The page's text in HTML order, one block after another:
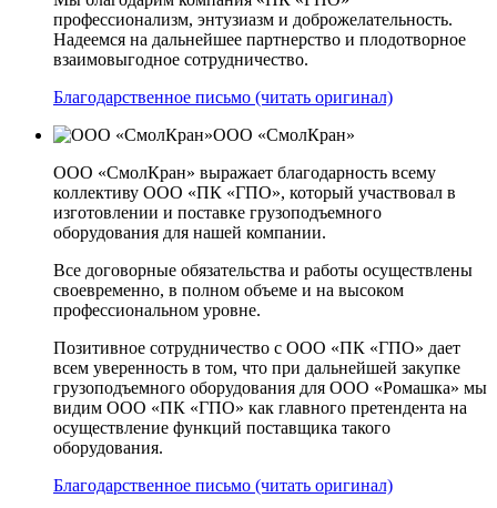
профессионализм, энтузиазм и доброжелательность.
Надеемся на дальнейшее партнерство и плодотворное
взаимовыгодное сотрудничество.
Благодарственное письмо (читать оригинал)
ООО «СмолКран»
ООО «СмолКран» выражает благодарность всему
коллективу ООО «ПК «ГПО», который участвовал в
изготовлении и поставке грузоподъемного
оборудования для нашей компании.
Все договорные обязательства и работы осуществлены
своевременно, в полном объеме и на высоком
профессиональном уровне.
Позитивное сотрудничество с ООО «ПК «ГПО» дает
всем уверенность в том, что при дальнейшей закупке
грузоподъемного оборудования для ООО «Ромашка» мы
видим ООО «ПК «ГПО» как главного претендента на
осуществление функций поставщика такого
оборудования.
Благодарственное письмо (читать оригинал)